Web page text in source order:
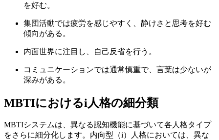
を好む。
集団活動では疲労を感じやすく、静けさと思考を好む
傾向がある。
内面世界に注目し、自己反省を行う。
コミュニケーションでは通常慎重で、言葉は少ないが
深みがある。
MBTIにおけるi人格の細分類
MBTIシステムは、異なる認知機能に基づいて各人格タイプ
をさらに細分化します。内向型（i）人格においては、異な